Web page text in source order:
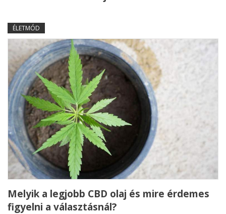
ÉLETMÓD
Melyik a legjobb CBD olaj és mire érdemes
figyelni a választásnál?